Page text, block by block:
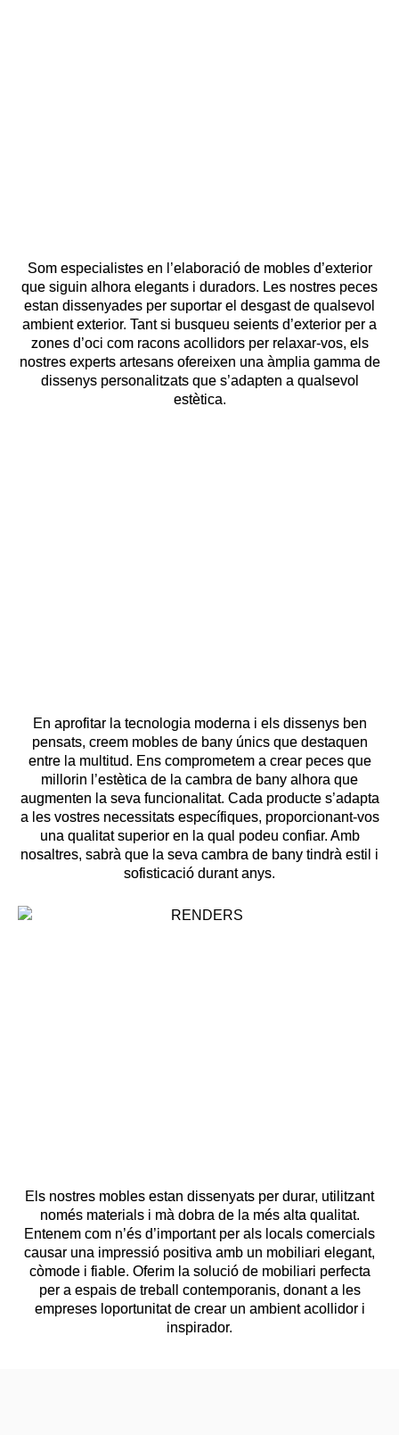
Som especialistes en l’elaboració de mobles d’exterior
que siguin alhora elegants i duradors. Les nostres peces
estan dissenyades per suportar el desgast de qualsevol
ambient exterior. Tant si busqueu seients d’exterior per a
zones d’oci com racons acollidors per relaxar-vos, els
nostres experts artesans ofereixen una àmplia gamma de
dissenys personalitzats que s’adapten a qualsevol
estètica.
En aprofitar la tecnologia moderna i els dissenys ben
pensats, creem mobles de bany únics que destaquen
entre la multitud. Ens comprometem a crear peces que
millorin l’estètica de la cambra de bany alhora que
augmenten la seva funcionalitat. Cada producte s’adapta
a les vostres necessitats específiques, proporcionant-vos
una qualitat superior en la qual podeu confiar. Amb
nosaltres, sabrà que la seva cambra de bany tindrà estil i
sofisticació durant anys.
Els nostres mobles estan dissenyats per durar, utilitzant
només materials i mà dobra de la més alta qualitat.
Entenem com n’és d’important per als locals comercials
causar una impressió positiva amb un mobiliari elegant,
còmode i fiable. Oferim la solució de mobiliari perfecta
per a espais de treball contemporanis, donant a les
empreses loportunitat de crear un ambient acollidor i
inspirador.